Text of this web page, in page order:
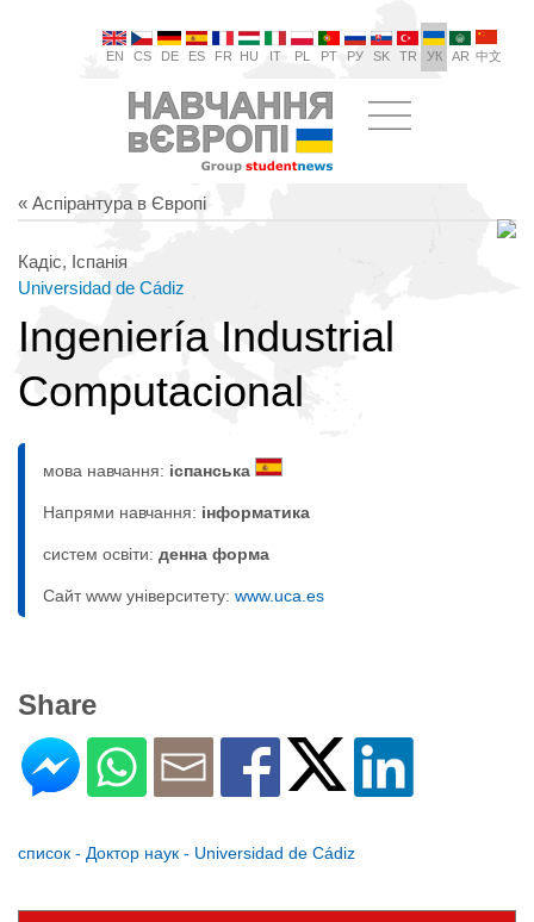
EN CS DE ES FR HU IT PL PT РУ SK TR УК AR 中文
« Аспірантура в Європі
Кадіс, Іспанія
Universidad de Cádiz
Ingeniería Industrial
Computacional
мова навчання: іспанська
Напрями навчання: інформaтика
систем освіти: денна форма
Сайт www університету: www.uca.es
Share
список - Доктор наук - Universidad de Cádiz